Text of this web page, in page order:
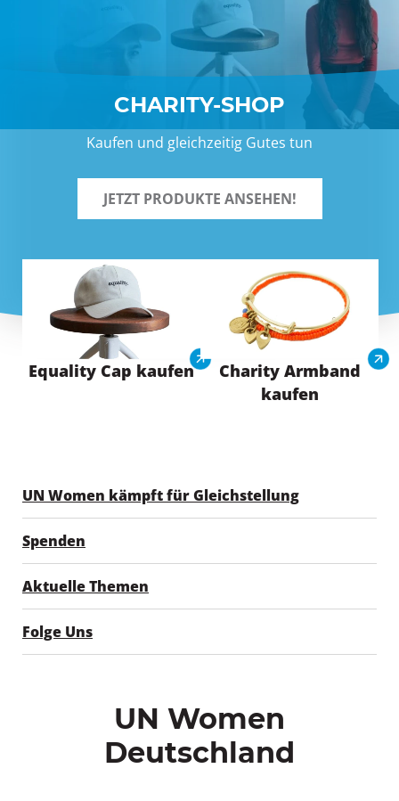
CHARITY-SHOP
Kaufen und gleichzeitig Gutes tun
JETZT PRODUKTE ANSEHEN!
Equality Cap kaufen
Charity Armband
kaufen
UN Women kämpft für Gleichstellung
Spenden
Aktuelle Themen
Folge Uns
UN Women
Deutschland